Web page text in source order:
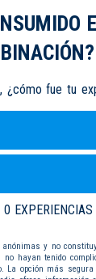
¿cómo fue tu
0 EXPERIENCIAS
y no
no hayan tenido
La opción más